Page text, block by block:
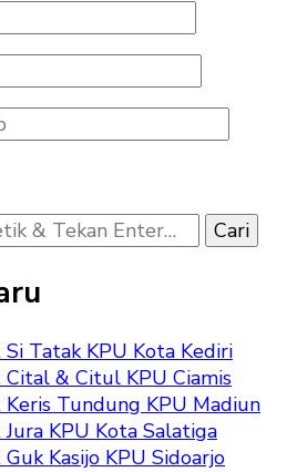
Tatak KPU Kota Kediri
& Citul KPU Ciamis
Tundung KPU Madiun
KPU Kota Salatiga
Kasijo KPU Sidoarjo